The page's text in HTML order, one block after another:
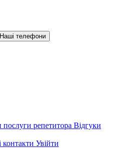
Наші телефони
послуги репетитора Відгуки
Увійти